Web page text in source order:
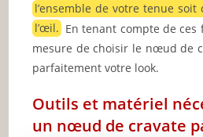
l’ensemble de votre tenue
l’œil. En tenant compte de ces
mesure de choisir le nœud de
parfaitement votre look.
Outils et matériel
un nœud de cravate